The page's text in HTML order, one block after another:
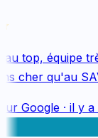
top, équipe
cher qu'au
Google· il y a